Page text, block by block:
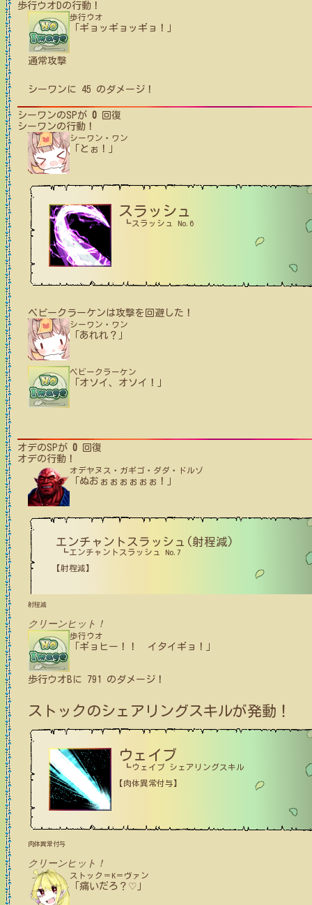
歩行ウオDの行動！
歩行ウオ
「ギョッギョッギョ！」
通常攻撃
シーワン に 45 のダメージ！
シーワンのSPが 0 回復
シーワンの行動！
シーワン・ワン
「とぉ！」
スラッシュ
┗スラッシュ No.6
ベビークラーケンは攻撃を回避した！
シーワン・ワン
「あれれ？」
ベビークラーケン
「オソイ、オソイ！」
オデのSPが 0 回復
オデの行動！
オデヤヌス・ガギゴ・ダダ・ドルゾ
「ぬおぉぉぉぉぉぉ！」
エンチャントスラッシュ(射程減)
┗エンチャントスラッシュ No.7
【射程減】
射程減
クリーンヒット！
歩行ウオ
「ギョヒー！！ イタイギョ！」
歩行ウオB に 791 のダメージ！
ストック のシェアリングスキルが発動！
ウェイブ
┗ウェイブ シェアリングスキル
【肉体異常付与】
肉体異常付与
クリーンヒット！
ストック＝K＝ヴァン
「痛いだろ？♡」